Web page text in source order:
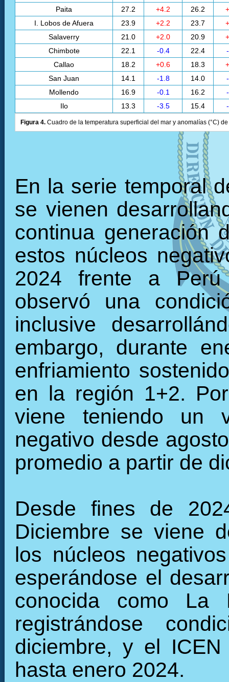
Paita 27.2 +4.2 26.2
I. Lobos de Afuera
23.9 +2.2 23.7
Salaverry
21.0 +2.0 20.9
Chimbote
22.1 -0.4 22.4
Callao
18.2 +0.6 18.3
San Juan
14.1 -1.8 14.0
Mollendo
16.9 -0.1 16.2
Ilo
13.3 -3.5 15.4
Figura 4. Cuadro de la temperatura superficial del mar y anomalías (°C)
En la serie temporal
se vienen
continua generación
estos núcleos
2024 frente a Perú
observó una
inclusive
embargo, durante
enfriamiento
en la región 1+2.
viene teniendo un
negativo desde
promedio a partir de
Desde fines de
Diciembre se viene
los núcleos
esperándose el
conocida como La
registrándose
diciembre, y el
hasta enero 2024.